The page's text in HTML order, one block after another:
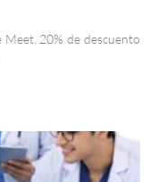
Meet. 20% de descuento